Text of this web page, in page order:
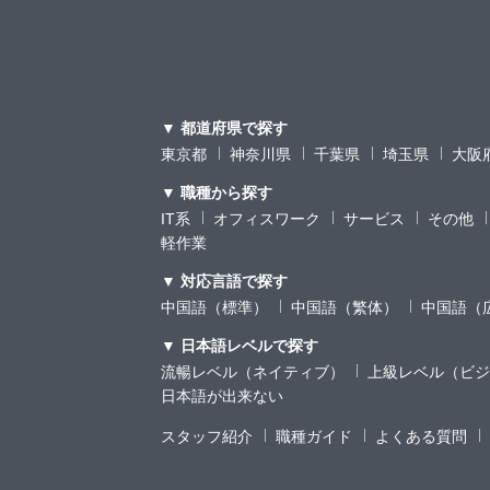
▼ 都道府県で探す
東京都
神奈川県 千葉県 埼玉県 大阪
▼ 職種から探す
IT系
オフィスワーク サービス
その他
軽作業
▼ 対応言語で探す
中国語（標準）
中国語（繁体） 中国語（
▼ 日本語レベルで探す
流暢レベル（ネイティブ）
上級レベル（ビ
日本語が出来ない
スタッフ紹介 職種ガイド よくある質問